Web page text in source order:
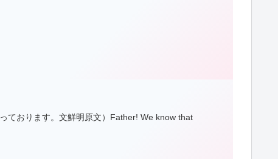
ております。文鮮明原文）Father! We know that